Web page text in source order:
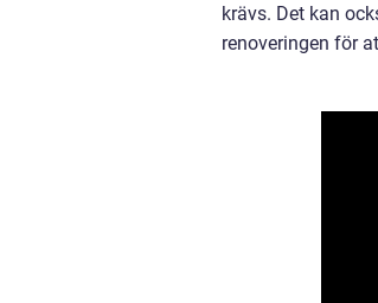
krävs. Det kan
renoveringen för